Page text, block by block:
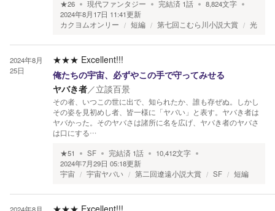
★26 現代ファンタジー 完結済 1話 8,824文字
2024年8月17日 11:41更新
カクヨムオンリー
短編 第七回こむら川小説大賞 光
2024年8月
25日
★★★ Excellent!!!
俺たちの宇宙、必ずやこの手で守ってみせる
ヤバき者／立談百景
その者、いつこの世に出で、知られたか、誰も存ぜぬ。しかし
その姿を見初めし者、皆一様に「ヤバい」と表す。ヤバき者は
ヤバかった。そのヤバさは諸所に名を広げ、ヤバき者のヤバさ
は口にする…
★51 SF 完結済 1話 10,412文字
2024年7月29日 05:18更新
宇宙
宇宙ヤバい 第二回遼遠小説大賞 SF 短編
★★★ Excellent!!!